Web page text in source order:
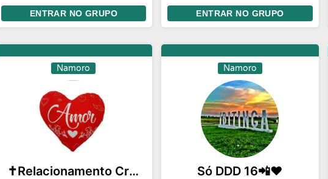
tenha respeito a todos😍☺️☺️💜
💓
ENTRAR NO GRUPO
também poderá fazer parte
deste grupo entre no link
abaixo vai dar namoro Max💕
💕💕💕💕💕❤️💕
ENTRAR NO GRUPO
Namoro
✝️Relacionamento Cristão📖
Namoro
Só DDD 16📲❤️